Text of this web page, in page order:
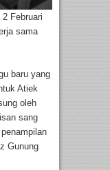
Februari
sama
baru yang
Atiek
oleh
sang
Gunung